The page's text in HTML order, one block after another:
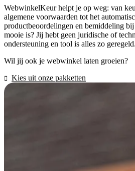
WebwinkelKeur helpt je op weg: van
algemene voorwaarden tot het
productbeoordelingen en bemiddeling
mooie is? Jij hebt geen juridische of
ondersteuning en tool is alles zo geregeld.
Wil jij ook je webwinkel laten groeien?
Kies uit onze pakketten